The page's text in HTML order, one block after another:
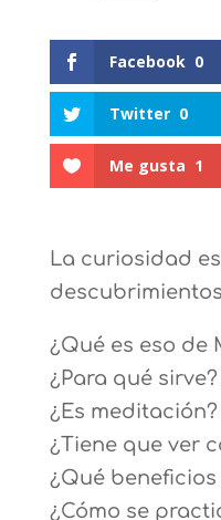
Facebook 0
Twitter 0
Me gusta 1
La curiosidad
¿Qué es eso de
¿Para qué sirve?
¿Es meditación?
¿Tiene que ver
¿Qué
¿Cómo se